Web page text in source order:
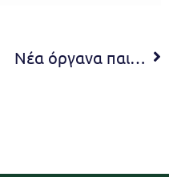
Νέα όργανα παιδικής χαράς σε Νηπιαγωγεία της πόλης